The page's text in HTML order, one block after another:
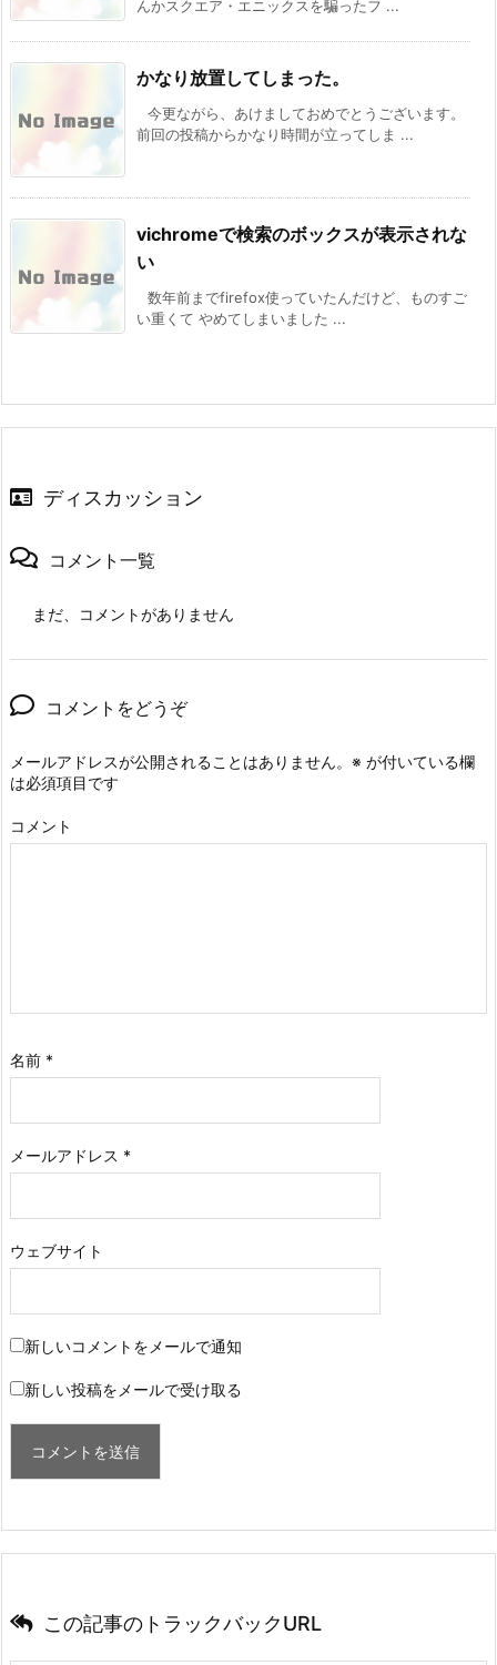
んかスクエア・エニックスを騙ったフ ...
かなり放置してしまった。
今更ながら、あけましておめでとうございます。
前回の投稿からかなり時間が立ってしま ...
vichromeで検索のボックスが表示されな
い
数年前までfirefox使っていたんだけど、ものすご
い重くて やめてしまいました ...
ディスカッション
コメント一覧
まだ、コメントがありません
コメントをどうぞ
メールアドレスが公開されることはありません。 ※ が付いている欄
は必須項目です
コメント
名前 *
メールアドレス *
ウェブサイト
新しいコメントをメールで通知
新しい投稿をメールで受け取る
この記事のトラックバックURL